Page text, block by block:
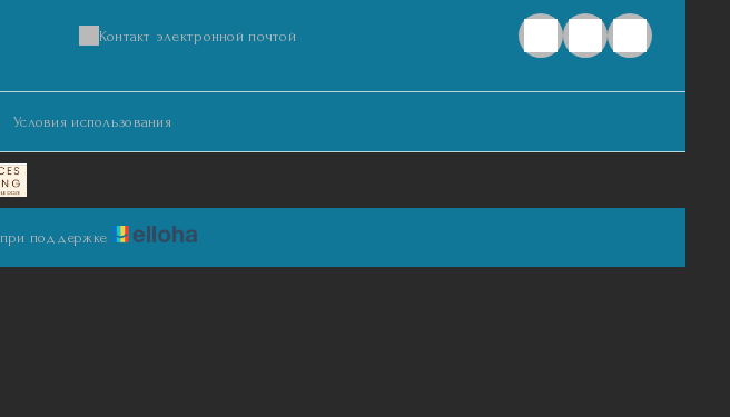
Контакт электронной почтой
Условия использования
при поддержке